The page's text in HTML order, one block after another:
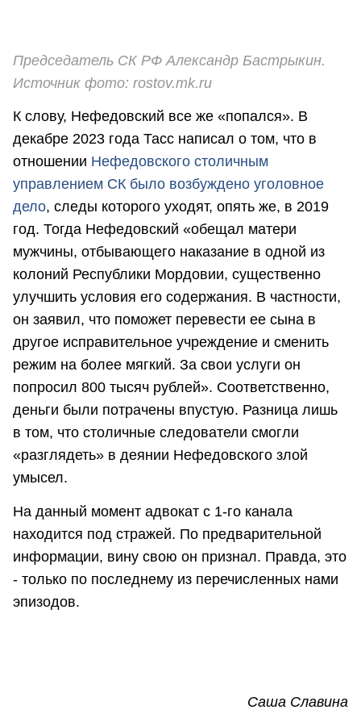
Председатель СК РФ Александр Бастрыкин.
Источник фото: rostov.mk.ru
К слову, Нефедовский все же «попался». В
декабре 2023 года Тасс написал о том, что в
отношении Нефедовского столичным
управлением СК было возбуждено уголовное
дело, следы которого уходят, опять же, в 2019
год. Тогда Нефедовский «обещал матери
мужчины, отбывающего наказание в одной из
колоний Республики Мордовии, существенно
улучшить условия его содержания. В частности,
он заявил, что поможет перевести ее сына в
другое исправительное учреждение и сменить
режим на более мягкий. За свои услуги он
попросил 800 тысяч рублей». Соответственно,
деньги были потрачены впустую. Разница лишь
в том, что столичные следователи смогли
«разглядеть» в деянии Нефедовского злой
умысел.
На данный момент адвокат с 1-го канала
находится под стражей. По предварительной
информации, вину свою он признал. Правда, это
- только по последнему из перечисленных нами
эпизодов.
Саша Славина